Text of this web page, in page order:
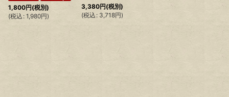
1,800円(税別)
(税込 : 1,980円)
3,380円(税別)
(税込 : 3,718円)